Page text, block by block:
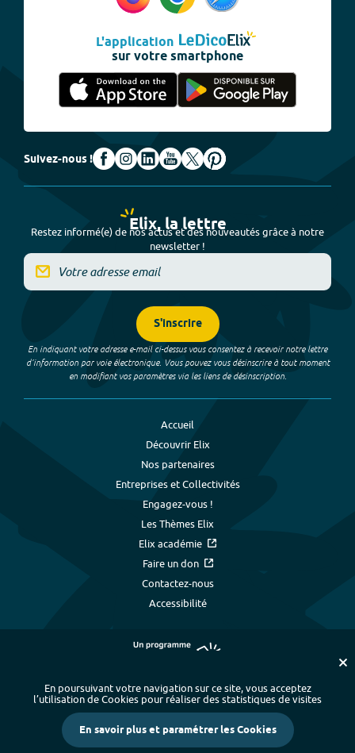
L'application
sur votre smartphone
Suivez-nous !
Elix, la lettre
Restez informé(e) de nos actus et des nouveautés grâce à notre
newsletter !
S'inscrire
En indiquant votre adresse e-mail ci-dessus vous consentez à recevoir notre lettre
d’information par voie électronique. Vous pouvez vous désinscrire à tout moment
en modifiant vos paramètres via les liens de désinscription.
Accueil
Découvrir Elix
Nos partenaires
Entreprises et Collectivités
Engagez-vous !
Les Thèmes Elix
Elix académie
Faire un don
Contactez-nous
Accessibilité
Plan du site - Index alphabétique
-
Mentions légales et données personnelles
- Paramétrer les cookies
Crédits
En poursuivant votre navigation sur ce site, vous acceptez
l’utilisation de Cookies pour réaliser des statistiques de visites
En savoir plus et paramétrer les Cookies